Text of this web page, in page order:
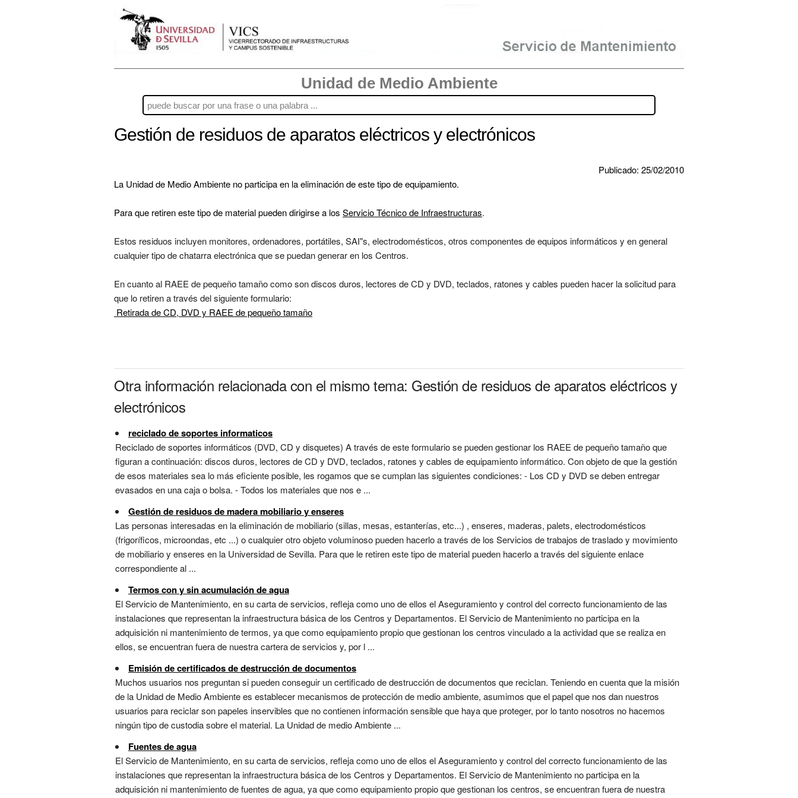
Unidad de Medio Ambiente
Gestión de residuos de aparatos eléctricos y electrónicos
Publicado: 25/02/2010
La Unidad de Medio Ambiente no participa en la eliminación de este tipo de equipamiento.
Para que retiren este tipo de material pueden dirigirse a los Servicio Técnico de Infraestructuras.
Estos residuos incluyen monitores, ordenadores, portátiles, SAI"s, electrodomésticos, otros componentes de equipos informáticos y en general
cualquier tipo de chatarra electrónica que se puedan generar en los Centros.
En cuanto al RAEE de pequeño tamaño como son discos duros, lectores de CD y DVD, teclados, ratones y cables pueden hacer la solicitud para
Retirada de CD, DVD y RAEE de pequeño tamaño
Otra información relacionada con el mismo tema: Gestión de residuos de aparatos eléctricos y
electrónicos
reciclado de soportes informaticos
Reciclado de soportes informáticos (DVD, CD y disquetes) A través de este formulario se pueden gestionar los RAEE de pequeño tamaño que
figuran a continuación: discos duros, lectores de CD y DVD, teclados, ratones y cables de equipamiento informático. Con objeto de que la gestión
de esos materiales sea lo más eficiente posible, les rogamos que se cumplan las siguientes condiciones: - Los CD y DVD se deben entregar
evasados en una caja o bolsa. - Todos los materiales que nos e ...
Gestión de residuos de madera mobiliario y enseres
Las personas interesadas en la eliminación de mobiliario (sillas, mesas, estanterías, etc...) , enseres, maderas, palets, electrodomésticos
(frigoríficos, microondas, etc ...) o cualquier otro objeto voluminoso pueden hacerlo a través de los Servicios de trabajos de traslado y movimiento
de mobiliario y enseres en la Universidad de Sevilla. Para que le retiren este tipo de material pueden hacerlo a través del siguiente enlace
correspondiente al ...
Termos con y sin acumulación de agua
El Servicio de Mantenimiento, en su carta de servicios, refleja como uno de ellos el Aseguramiento y control del correcto funcionamiento de las
instalaciones que representan la infraestructura básica de los Centros y Departamentos. El Servicio de Mantenimiento no participa en la
adquisición ni mantenimiento de termos, ya que como equipamiento propio que gestionan los centros vinculado a la actividad que se realiza en
ellos, se encuentran fuera de nuestra cartera de servicios y, por l ...
Emisión de certificados de destrucción de documentos
Muchos usuarios nos preguntan si pueden conseguir un certificado de destrucción de documentos que reciclan. Teniendo en cuenta que la misión
de la Unidad de Medio Ambiente es establecer mecanismos de protección de medio ambiente, asumimos que el papel que nos dan nuestros
usuarios para reciclar son papeles inservibles que no contienen información sensible que haya que proteger, por lo tanto nosotros no hacemos
ningún tipo de custodia sobre el material. La Unidad de medio Ambiente ...
Fuentes de agua
El Servicio de Mantenimiento, en su carta de servicios, refleja como uno de ellos el Aseguramiento y control del correcto funcionamiento de las
instalaciones que representan la infraestructura básica de los Centros y Departamentos. El Servicio de Mantenimiento no participa en la
adquisición ni mantenimiento de fuentes de agua, ya que como equipamiento propio que gestionan los centros, se encuentran fuera de nuestra